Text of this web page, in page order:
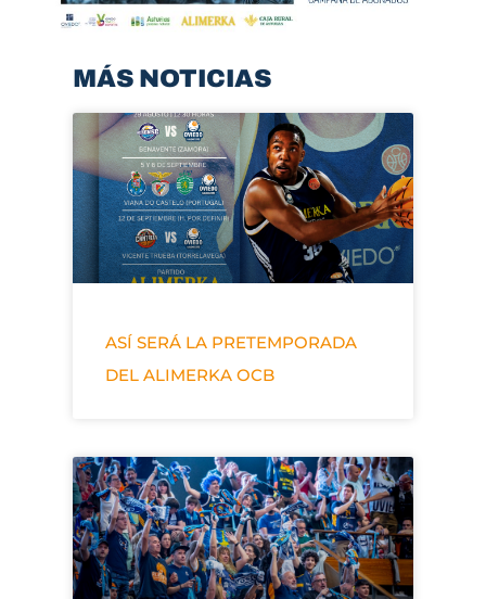
MÁS NOTICIAS
ASÍ SERÁ LA PRETEMPORADA
DEL ALIMERKA OCB